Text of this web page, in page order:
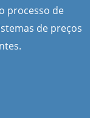
processo de
de preços